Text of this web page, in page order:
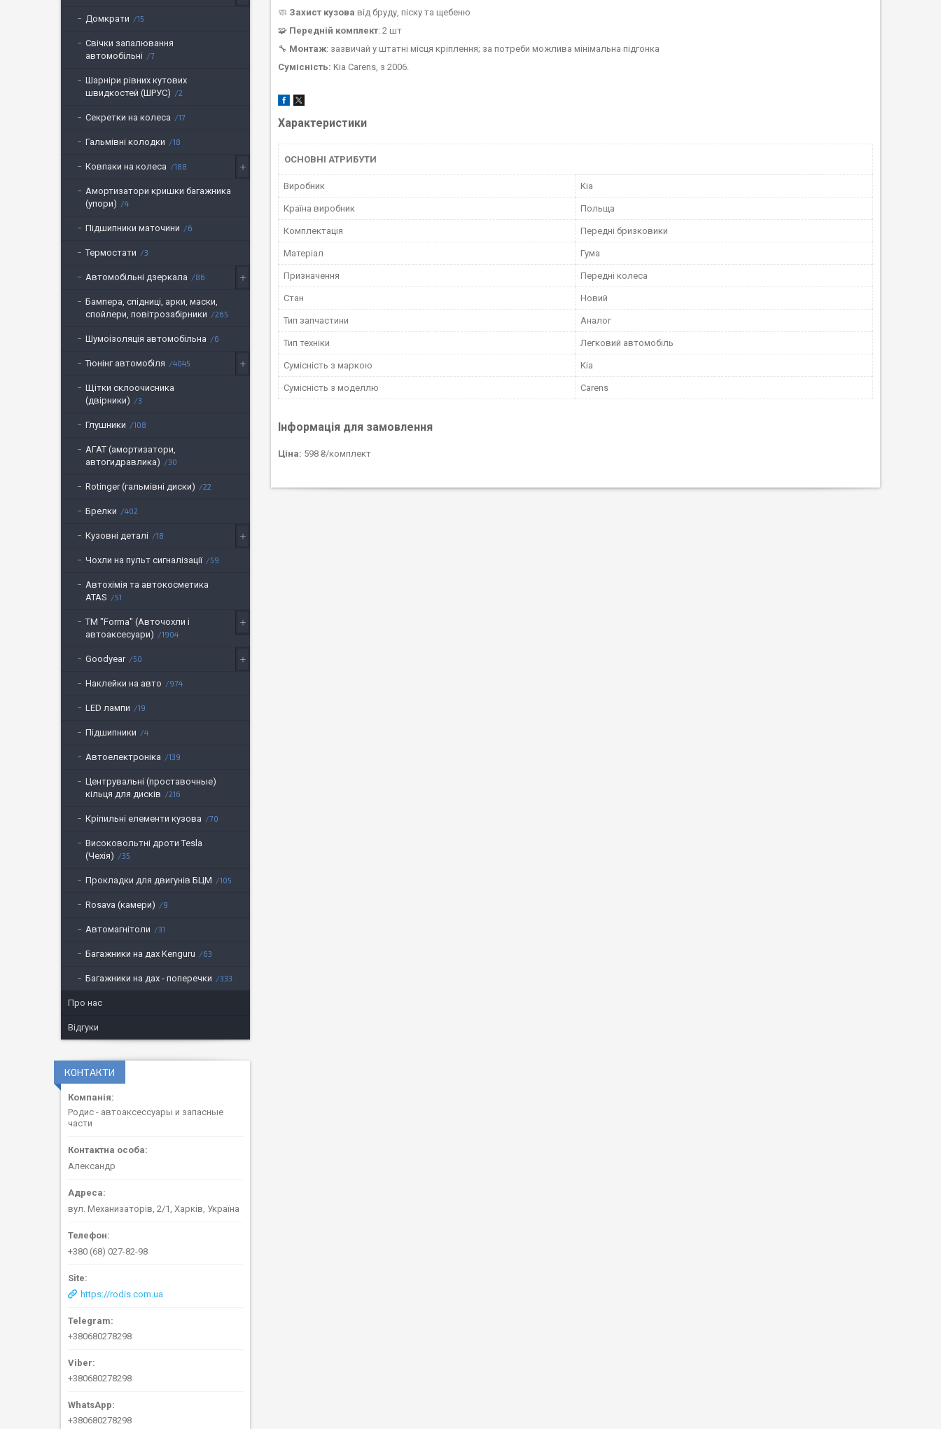
🧼 Захист кузова від бруду, піску та щебеню
🧩 Передній комплект: 2 шт
🔧 Монтаж: зазвичай у штатні місця кріплення; за потреби можлива мінімальна підгонка
Сумісність: Kia Carens, з 2006.
Характеристики
ОСНОВНІ АТРИБУТИ
Виробник Kia
Країна виробник Польща
Комплектація Передні бризковики
Матеріал Гума
Призначення Передні колеса
Стан Новий
Тип запчастини Аналог
Тип техніки Легковий автомобіль
Сумісність з маркою Kia
Сумісність з моделлю Carens
Інформація для замовлення
Ціна: 598 ₴/комплект
Домкрати 15
Свічки запалювання
автомобільні
7
Шарніри рівних кутових
швидкостей (ШРУС)
2
Секретки на колеса 17
Гальмівні колодки 18
Ковпаки на колеса 188
Амортизатори кришки багажника
(упори)
4
Підшипники маточини 6
Термостати 3
Автомобільні дзеркала 86
Бампера, спідниці, арки, маски,
спойлери, повітрозабірники
265
Шумоізоляція автомобільна 6
Тюнінг автомобіля 4045
Щітки склоочисника
(двірники)
3
Глушники 108
АГАТ (амортизатори,
автогидравлика)
30
Rotinger (гальмівні диски) 22
Брелки 402
Кузовні деталі 18
Чохли на пульт сигналізації 59
Автохімія та автокосметика
ATAS
51
ТМ "Forma" (Авточохли і
автоаксесуари)
1904
Goodyear 50
Наклейки на авто 974
LED лампи 19
Підшипники 4
Автоелектроніка 139
Центрувальні (проставочные)
кільця для дисків
216
Кріпильні елементи кузова 70
Високовольтні дроти Tesla
(Чехія)
35
Прокладки для двигунів БЦМ 105
Rosava (камери) 9
Автомагнітоли 31
Багажники на дах Kenguru 63
Багажники на дах - поперечки 333
Про нас
Відгуки
КОНТАКТИ
Родис - автоаксессуары и запасные
части
Александр
вул. Механизаторів, 2/1, Харків, Україна
+380 (68) 027-82-98
https://rodis.com.ua
+380680278298
+380680278298
+380680278298